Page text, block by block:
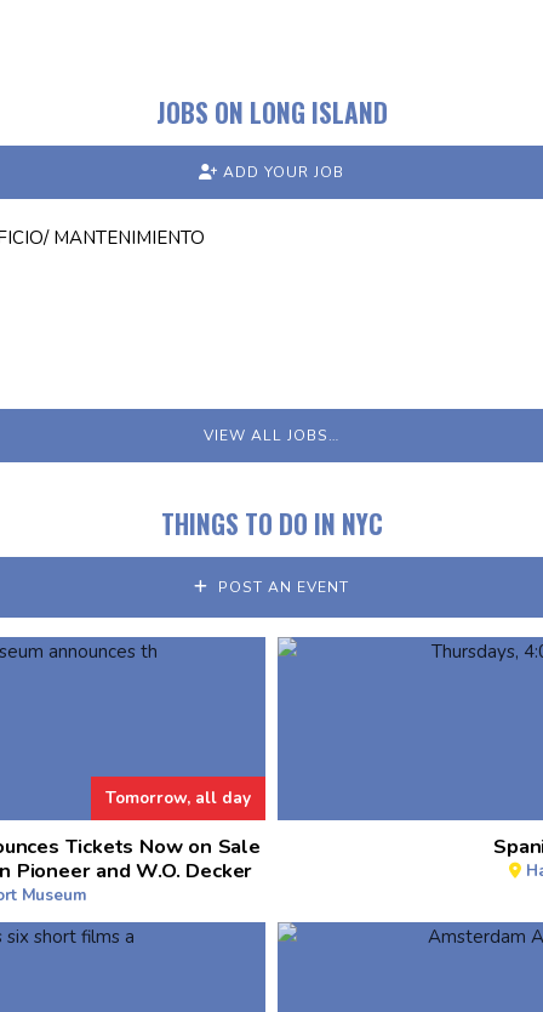
JOBS ON LONG ISLAND
ADD YOUR JOB
MANTENIMIENTO
VIEW ALL JOBS…
THINGS TO DO IN NYC
POST AN EVENT
Tomorrow, all day
Tickets Now on Sale
Pioneer and W.O. Decker
Museum